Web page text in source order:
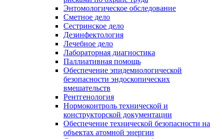
Энтомологическое обследование
Сметное дело
Сестринское дело
Дезинфектология
Лечебное дело
Лабораторная диагностика
Паллиативная помощь
Обеспечение эпидемиологической
безопасности эндоскопических
вмешательств
Рентгенология
Нормоконтроль технической и
конструкторской документации
Обеспечение технической безопасности на
объектах атомной энергии